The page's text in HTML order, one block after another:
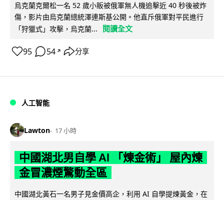
烏克蘭克爾松一名 52 歲小販被俄軍無人機追擊近 40 秒後被炸
傷，影片由烏克蘭總統澤連斯基公開。他直斥俄軍對平民進行
「狩獵式」攻擊，烏克蘭...
閱讀全文
95 54 ↗ 分享
人工智能
Lawton 17 小時
中國湖北男自學 AI 「煉金術」 屋內煉
金冒濃煙驚動全區
中國湖北黃石一名男子見金價高企，利用 AI 自學提煉黃金，在